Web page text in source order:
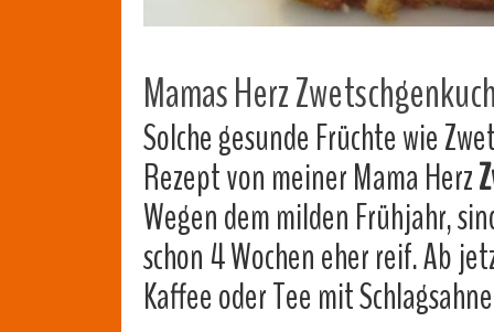
Mamas Herz
Solche gesunde Früchte wie
Rezept von meiner Mama Herz
Wegen dem milden Frühjahr,
schon 4 Wochen eher reif. Ab
Kaffee oder Tee mit